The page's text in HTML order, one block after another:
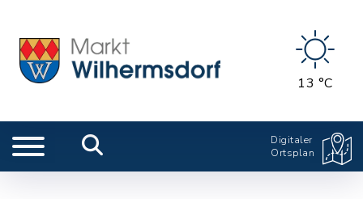
13 °C
Digitaler
Ortsplan